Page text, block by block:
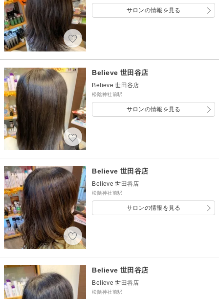
サロンの情報を見る
Believe 世田谷店
Believe 世田谷店
松陰神社前駅
サロンの情報を見る
Believe 世田谷店
Believe 世田谷店
松陰神社前駅
サロンの情報を見る
Believe 世田谷店
Believe 世田谷店
松陰神社前駅